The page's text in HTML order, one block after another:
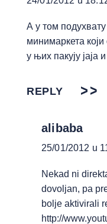
А у том
минимаркета
у њих пакују
REPLY
alibaba
25/01/2012 u
Nekad ni
dovoljan, pa
bolje aktivirali
http://